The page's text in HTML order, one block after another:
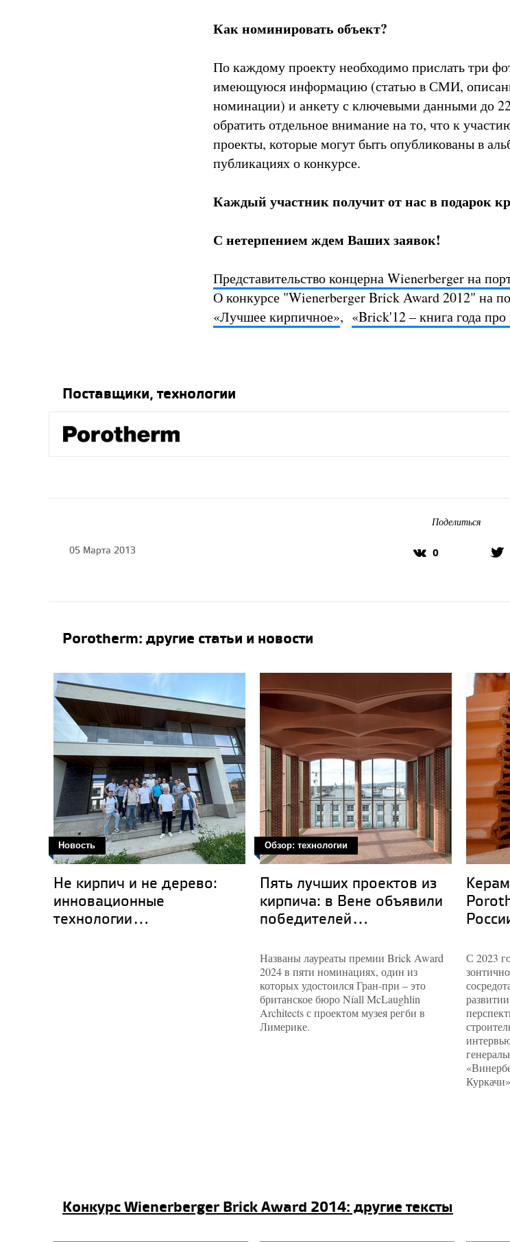
Как номинировать объект?
По каждому проекту необходимо прислать три
имеющуюся информацию (статью в СМИ,
номинации) и анкету с ключевыми данными до
обратить отдельное внимание на то, что к
проекты, которые могут быть опубликованы в
публикациях о конкурсе.
Каждый участник получит от нас в подарок
С нетерпением ждем Ваших заявок!
Представительство концерна Wienerberger на
О конкурсе "Wienerberger Brick Award 2012" на
«Лучшее кирпичное», «Brick'12 – книга года
Поставщики, технологии
05 Марта 2013
Поделиться
0
Porotherm: другие статьи и новости
Новость
​Не кирпич и не дерево:
инновационные
технологии...
Обзор: технологии
Пять лучших проектов из
кирпича: в Вене объявили
победителей...
Названы лауреаты премии Brick Award
2024 в пяти номинациях, один из
которых удостоился Гран-при – это
британское бюро Níall McLaughlin
Architects с проектом музея регби в
Лимерике.
С 2023
конкурс Wienerberger Brick Award 2014: другие тексты